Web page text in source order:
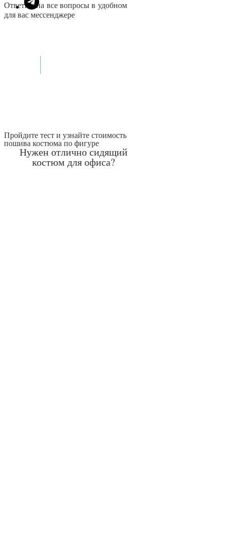
Ответим на все вопросы в удобном
для вас мессенджере
Пройдите тест и узнайте стоимость
пошива костюма по фигуре
Нужен отлично сидящий
костюм для офиса?